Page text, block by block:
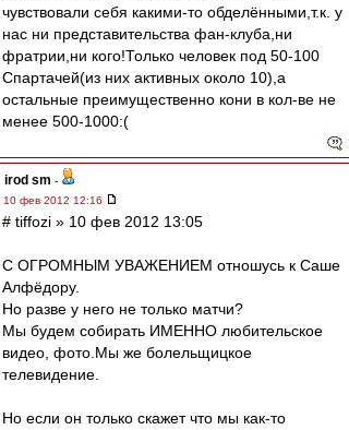
чувствовали себя какими-то обделёнными,т.к. у
нас ни представительства фан-клуба,ни
фратрии,ни кого!Только человек под 50-100
Спартачей(из них активных около 10),а
остальные преимущественно кони в кол-ве не
менее 500-1000:(
irod sm -
10 фев 2012 12:16
# tiffozi » 10 фев 2012 13:05
С ОГРОМНЫМ УВАЖЕНИЕМ отношусь к Саше
Алфёдору.
Но разве у него не только матчи?
Мы будем собирать ИМЕННО любительское
видео, фото.Мы же болельщицкое
телевидение.
Но если он только скажет что мы как-то